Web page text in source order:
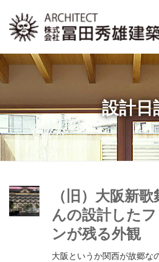
設計日
（旧）大阪新
んの設計した
ンが残る外観
大阪というか関西が故郷な